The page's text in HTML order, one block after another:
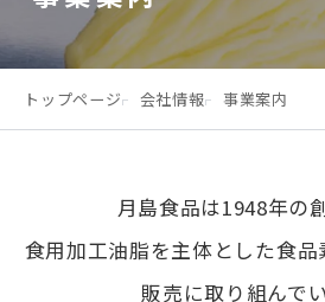
トップページ 会社情報 事業案内
月島食品は1948年の
食用加工油脂を主体とした食品
販売に取り組んでい